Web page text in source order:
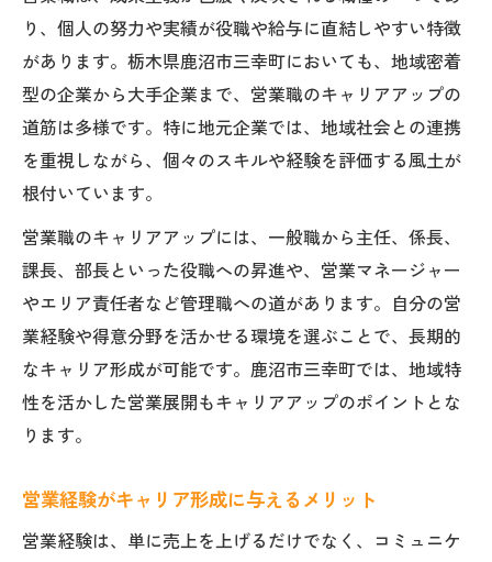
り、個人の努力や実績が役職や給与に直結しやすい特徴
があります。栃木県鹿沼市三幸町においても、地域密着
型の企業から大手企業まで、営業職のキャリアアップの
道筋は多様です。特に地元企業では、地域社会との連携
を重視しながら、個々のスキルや経験を評価する風土が
根付いています。
営業職のキャリアアップには、一般職から主任、係長、
課長、部長といった役職への昇進や、営業マネージャー
やエリア責任者など管理職への道があります。自分の営
業経験や得意分野を活かせる環境を選ぶことで、長期的
なキャリア形成が可能です。鹿沼市三幸町では、地域特
性を活かした営業展開もキャリアアップのポイントとな
ります。
営業経験がキャリア形成に与えるメリット
営業経験は、単に売上を上げるだけでなく、コミュニケ